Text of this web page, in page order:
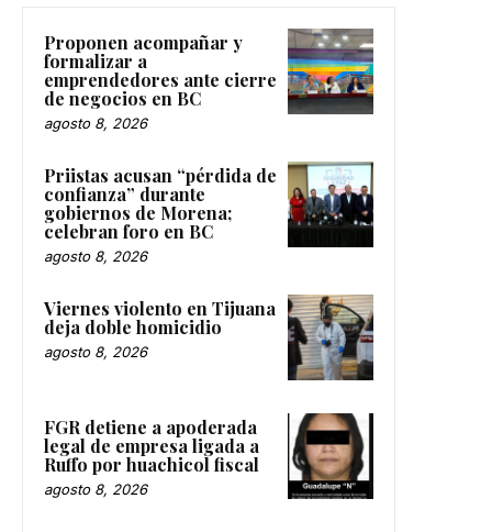
Proponen acompañar y
formalizar a
emprendedores ante cierre
de negocios en BC
agosto 8, 2026
Priistas acusan “pérdida de
confianza” durante
gobiernos de Morena;
celebran foro en BC
agosto 8, 2026
Viernes violento en Tijuana
deja doble homicidio
agosto 8, 2026
FGR detiene a apoderada
legal de empresa ligada a
Ruffo por huachicol fiscal
agosto 8, 2026